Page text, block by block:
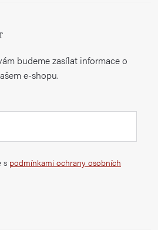
budeme zasílat informace o
e-shopu.
s podmínkami ochrany osobních